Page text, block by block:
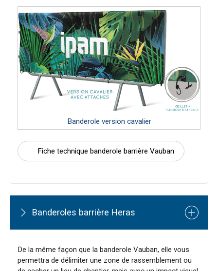
Banderole version cavalier
Fiche technique banderole barrière Vauban
Banderoles barrière Heras
De la même façon que la banderole Vauban, elle vous
permettra de délimiter une zone de rassemblement ou